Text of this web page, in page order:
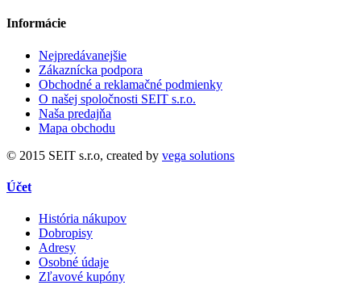
Informácie
Nejpredávanejšie
Zákaznícka podpora
Obchodné a reklamačné podmienky
O našej spoločnosti SEIT s.r.o.
Naša predajňa
Mapa obchodu
© 2015 SEIT s.r.o, created by vega solutions
Účet
História nákupov
Dobropisy
Adresy
Osobné údaje
Zľavové kupóny